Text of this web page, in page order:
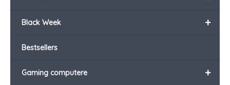
+
Black Week
Bestsellers
+
Gaming computere